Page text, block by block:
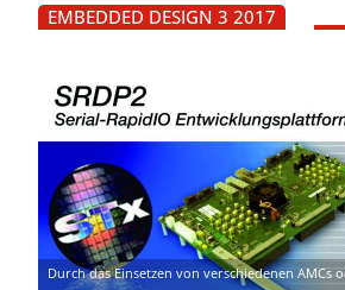
EMBEDDED DESIGN 3 2017
Durch das Einsetzen von verschiedenen AMCs